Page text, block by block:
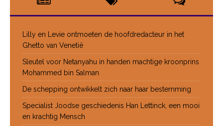
Lilly en Levie ontmoeten de hoofdredacteur in het
Ghetto van Venetië
Sleutel voor Netanyahu in handen machtige kroonprins
Mohammed bin Salman
De schepping ontwikkelt zich naar haar bestemming
Specialist Joodse geschiedenis Han Lettinck, een mooi
en krachtig Mensch